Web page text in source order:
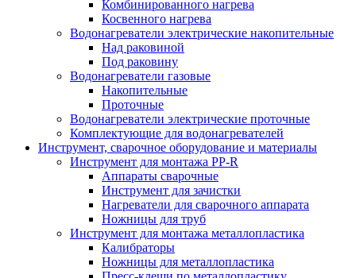
Комбинированного нагрева
Косвенного нагрева
Водонагреватели электрические накопительные
Над раковиной
Под раковину
Водонагреватели газовые
Накопительные
Проточные
Водонагреватели электрические проточные
Комплектующие для водонагревателей
Инструмент, сварочное оборудование и материалы
Инструмент для монтажа PP-R
Аппараты сварочные
Инструмент для зачистки
Нагреватели для сварочного аппарата
Ножницы для труб
Инструмент для монтажа металлопластика
Калибраторы
Ножницы для металлопластика